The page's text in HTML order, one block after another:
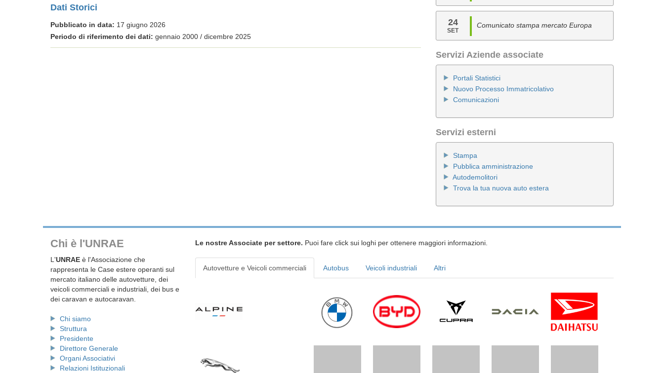
Dati Storici
Pubblicato in data: 17 giugno 2026
Periodo di riferimento dei dati: gennaio 2000 / dicembre 2025
24
SET
Comunicato stampa mercato Europa
Servizi Aziende associate
Portali Statistici
Nuovo Processo Immatricolativo
Comunicazioni
Servizi esterni
Stampa
Pubblica amministrazione
Autodemolitori
Trova la tua nuova auto estera
Chi è l'UNRAE
L'UNRAE è l'Associazione che
rappresenta le Case estere operanti sul
mercato italiano delle autovetture, dei
veicoli commerciali e industriali, dei bus e
dei caravan e autocaravan.
Chi siamo
Struttura
Presidente
Direttore Generale
Organi Associativi
Relazioni Istituzionali
Le nostre Associate per settore. Puoi fare click sui loghi per ottenere maggiori informazioni.
Autovetture e Veicoli commerciali Autobus Veicoli industriali Altri